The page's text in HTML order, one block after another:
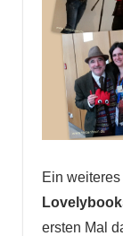
Ein
ersten Mal